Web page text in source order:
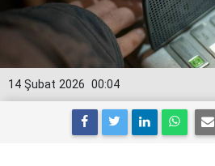
00:04
14 Şubat 2026